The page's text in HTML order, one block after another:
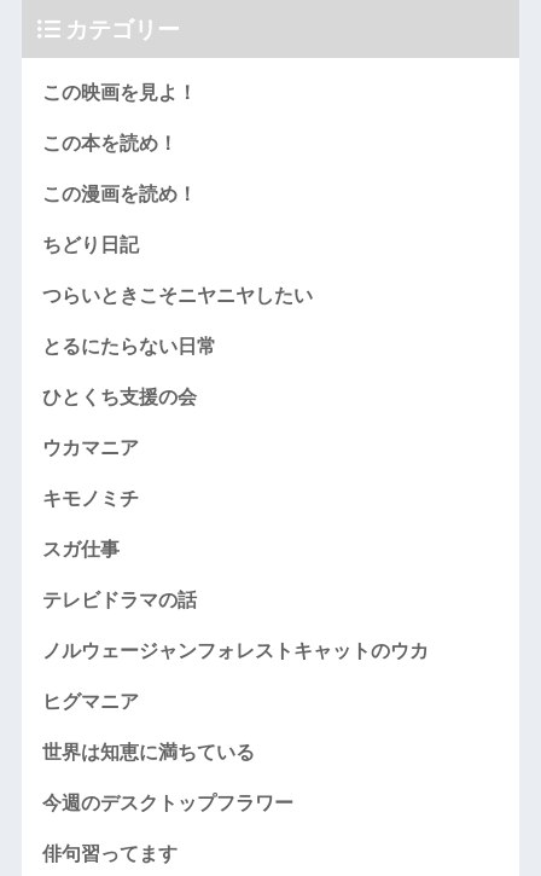
カテゴリー
この映画を見よ！
この本を読め！
この漫画を読め！
ちどり日記
つらいときこそニヤニヤしたい
とるにたらない日常
ひとくち支援の会
ウカマニア
キモノミチ
スガ仕事
テレビドラマの話
ノルウェージャンフォレストキャットのウカ
ヒグマニア
世界は知恵に満ちている
今週のデスクトップフラワー
俳句習ってます